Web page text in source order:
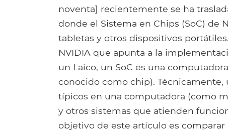
noventa] recientemente se ha
donde el Sistema en Chips (SoC) de
tabletas y otros dispositivos
NVIDIA que apunta a la
un Laico, un SoC es una
conocido como chip).
típicos en una computadora (como
y otros sistemas que atienden
objetivo de este artículo es comparar